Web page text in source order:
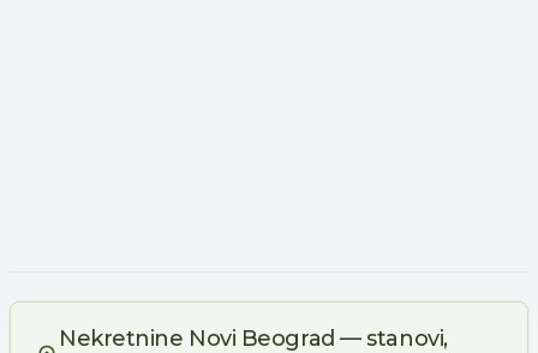
Nekretnine Novi Beograd — stanovi,